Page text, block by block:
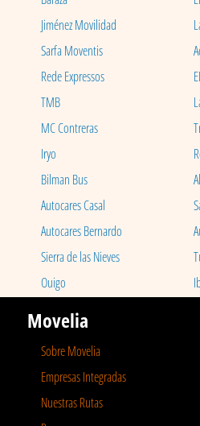
Jiménez Movilidad
Sarfa Moventis
Rede Expressos
TMB
MC Contreras
Iryo
Bilman Bus
Autocares Casal
Autocares Bernardo
Sierra de las Nieves
Ouigo
Movelia
Sobre Movelia
Empresas Integradas
Nuestras Rutas